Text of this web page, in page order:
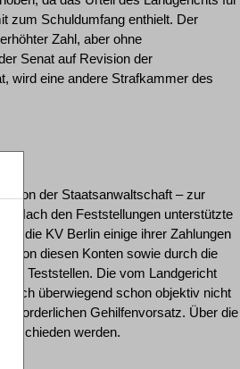
zum Schuldumfang enthielt. Der
Zahl, aber ohne
Senat auf Revision der
wird eine andere Strafkammer des
der Staatsanwaltschaft – zur
Nach den Feststellungen unterstützte
die KV Berlin einige ihrer Zahlungen
von diesen Konten sowie durch die
Teststellen. Die vom Landgericht
überwiegend schon objektiv nicht
Gehilfenvorsatz. Über die
werden.